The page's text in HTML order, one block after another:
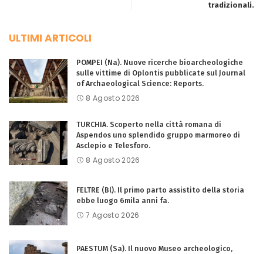
tradizionali.
ULTIMI ARTICOLI
POMPEI (Na). Nuove ricerche bioarcheologiche
sulle vittime di Oplontis pubblicate sul Journal
of Archaeological Science: Reports.
8 Agosto 2026
TURCHIA. Scoperto nella città romana di
Aspendos uno splendido gruppo marmoreo di
Asclepio e Telesforo.
8 Agosto 2026
FELTRE (Bl). Il primo parto assistito della storia
ebbe luogo 6mila anni fa.
7 Agosto 2026
PAESTUM (Sa). Il nuovo Museo archeologico,